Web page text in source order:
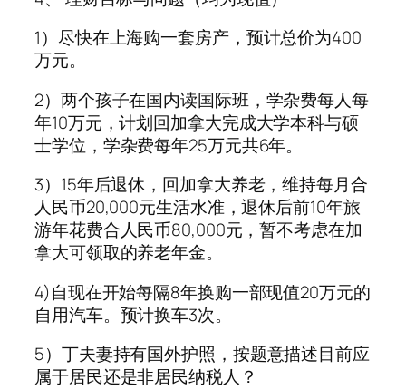
1）尽快在上海购一套房产，预计总价为400
万元。
2）两个孩子在国内读国际班，学杂费每人每
年10万元，计划回加拿大完成大学本科与硕
士学位，学杂费每年25万元共6年。
3）15年后退休，回加拿大养老，维持每月合
人民币20,000元生活水准，退休后前10年旅
游年花费合人民币80,000元，暂不考虑在加
拿大可领取的养老年金。
4)自现在开始每隔8年换购一部现值20万元的
自用汽车。预计换车3次。
5）丁夫妻持有国外护照，按题意描述目前应
属于居民还是非居民纳税人？